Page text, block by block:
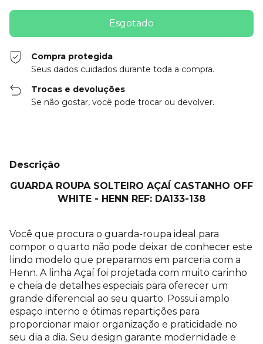
Compra protegida
Seus dados cuidados durante toda a compra.
Trocas e devoluções
Se não gostar, você pode trocar ou devolver.
Descrição
GUARDA ROUPA SOLTEIRO AÇAÍ CASTANHO OFF
WHITE - HENN REF: DA133-138
Você que procura o guarda-roupa ideal para
compor o quarto não pode deixar de conhecer este
lindo modelo que preparamos em parceria com a
Henn. A linha Açaí foi projetada com muito carinho
e cheia de detalhes especiais para oferecer um
grande diferencial ao seu quarto. Possui amplo
espaço interno e ótimas repartições para
proporcionar maior organização e praticidade no
seu dia a dia. Seu design garante modernidade e